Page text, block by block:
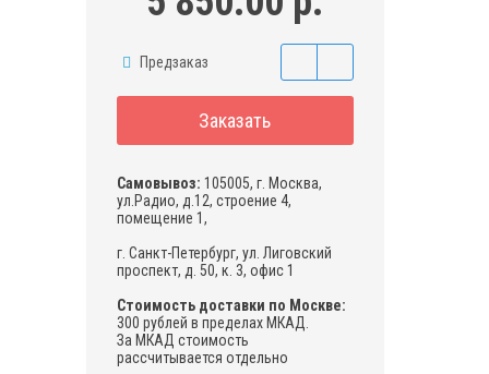
Предзаказ
Заказать
Самовывоз: 105005, г. Москва,
ул.Радио, д.12, строение 4,
помещение 1,
г. Санкт-Петербург, ул. Лиговский
проспект, д. 50, к. 3, офис 1
Стоимость доставки по Москве:
300 рублей в пределах МКАД.
За МКАД стоимость
рассчитывается отдельно